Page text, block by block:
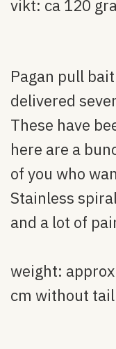
vikt: ca 120
Pagan pull
delivered
These have
here are a
of you who
Stainless
and a lot of
weight:
cm without tail